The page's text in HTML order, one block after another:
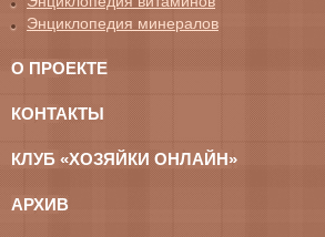
Энциклопедия минералов
О ПРОЕКТЕ
КОНТАКТЫ
КЛУБ «ХОЗЯЙКИ ОНЛАЙН»
АРХИВ